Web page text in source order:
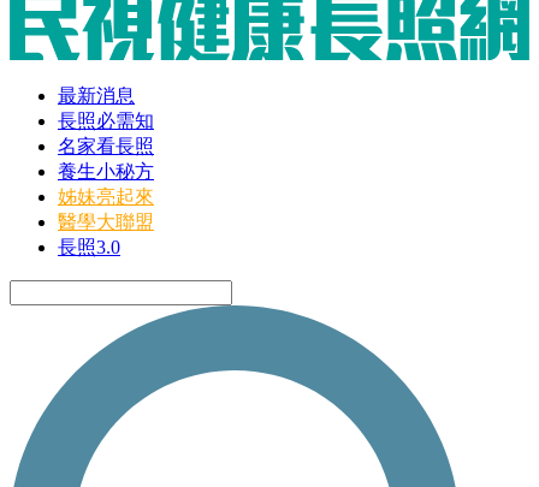
最新消息
長照必需知
名家看長照
養生小秘方
姊妹亮起來
醫學大聯盟
長照3.0